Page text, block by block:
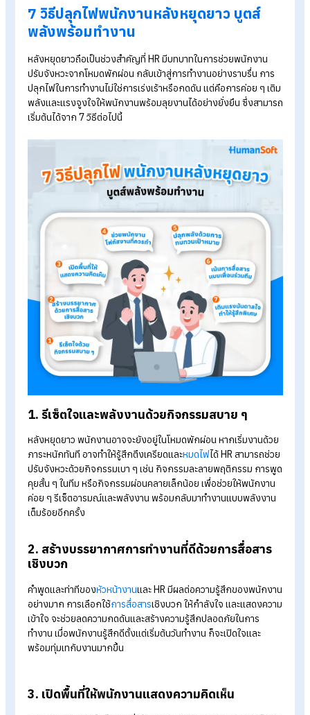
โปรแกรมคำนวณเงินเดือนอัตโนมัติ
ระบบลงเวลาทำงานออนไลน์
ราคาโปรแกรมเงินเดือน เริ่มต้น 590 บาท/เดือน
ทดลองใช้งานฟรี 30 วัน
7 วิธีปลุกไฟพนักงานหลังหยุดยาว บูตส์พลังพร้อมทำงาน
สรุป HR พร้อมรับมือด้วย 7 วิธีปลุกไฟในการทำงานหลังหยุดยาว
7 วิธีปลุกไฟพนักงานหลังหยุดยาว บูตส์
พลังพร้อมทำงาน
หลังหยุดยาวถือเป็นช่วงสำคัญที่ HR มีบทบาทในการช่วยพนักงาน
ปรับจังหวะจากโหมดพักผ่อน กลับเข้าสู่การทำงานอย่างราบรื่น ก
ปลุกไฟในการทำงานไม่ใช่การเร่งเร้าหรือกดดัน แต่คือการค่อย ๆ
พลังและแรงจูงใจให้พนักงานพร้อมลุยงานได้อย่างยั่งยืน ซึ่งสาม
เริ่มต้นได้จาก 7 วิธีต่อไปนี้